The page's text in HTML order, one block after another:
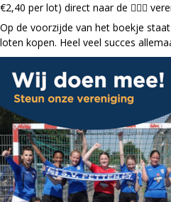
€2,40 per lot) direct naar de 🤾🏼‍♀️
Op de voorzijde van het boekje
loten kopen. Heel veel succes